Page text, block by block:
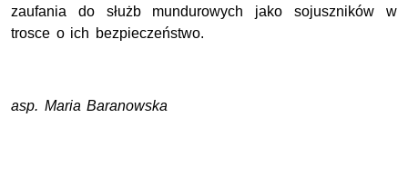
zaufania do służb mundurowych jako sojuszników w
trosce o ich bezpieczeństwo.
asp. Maria Baranowska